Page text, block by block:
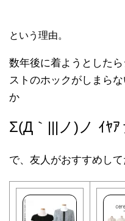
という理由。
数年後に着ようとした
ストのホックがしまら
か
Σ(Д｀|||ノ)ノ ｲﾔｱ
で、友人がおすすめし